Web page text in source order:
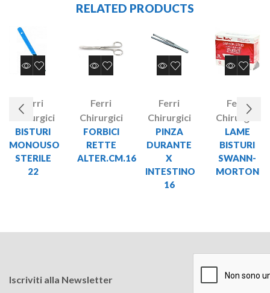
RELATED PRODUCTS
Ferri
Chirurgici
BISTURI
MONOUSO
STERILE
22
Ferri
Chirurgici
FORBICI
RETTE
ALTER.CM.16
Ferri
Chirurgici
PINZA
DURANTE
X
INTESTINO
16
Ferri
Chirurgici
LAME
BISTURI
SWANN-
MORTON
Iscriviti alla Newsletter